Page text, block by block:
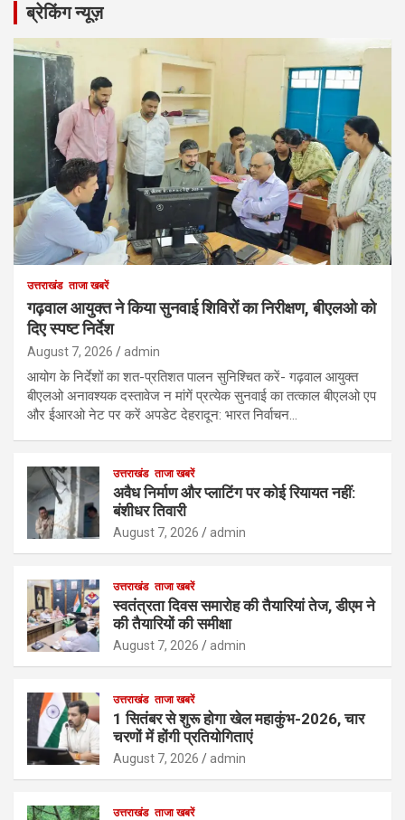
ब्रेकिंग न्यूज़
उत्तराखंड ताजा खबरें
गढ़वाल आयुक्त ने किया सुनवाई शिविरों का निरीक्षण, बीएलओ को
दिए स्पष्ट निर्देश
August 7, 2026 admin
आयोग के निर्देशों का शत-प्रतिशत पालन सुनिश्चित करें- गढ़वाल आयुक्त
बीएलओ अनावश्यक दस्तावेज न मांगें प्रत्येक सुनवाई का तत्काल बीएलओ एप
और ईआरओ नेट पर करें अपडेट देहरादून: भारत निर्वाचन…
उत्तराखंड ताजा खबरें
अवैध निर्माण और प्लाटिंग पर कोई रियायत नहीं:
बंशीधर तिवारी
August 7, 2026 admin
उत्तराखंड ताजा खबरें
स्वतंत्रता दिवस समारोह की तैयारियां तेज, डीएम ने
की तैयारियों की समीक्षा
August 7, 2026 admin
उत्तराखंड ताजा खबरें
1 सितंबर से शुरू होगा खेल महाकुंभ-2026, चार
चरणों में होंगी प्रतियोगिताएं
August 7, 2026 admin
उत्तराखंड ताजा खबरें